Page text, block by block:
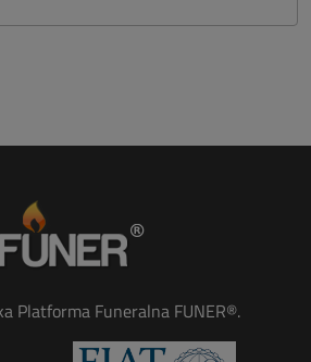
Platforma Funeralna FUNER®.